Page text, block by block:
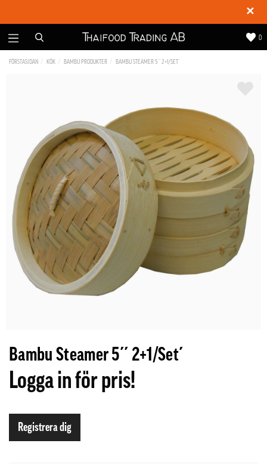
✕
0
FÖRSTASIDAN KÖK BAMBU PRODUKTER BAMBU STEAMER 5´´ 2+1/SET´
Bambu Steamer 5´´ 2+1/Set´
Logga in för pris!
Registrera dig